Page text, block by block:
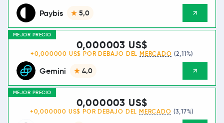
Paybis 5,0
MEJOR PRECIO
Gemini 4,0
0,000003 US$
+0,000000 US$ POR DEBAJO DEL MERCADO (2,11%)
MEJOR PRECIO
0,000003 US$
+0,000000 US$ POR DEBAJO DEL MERCADO (3,17%)